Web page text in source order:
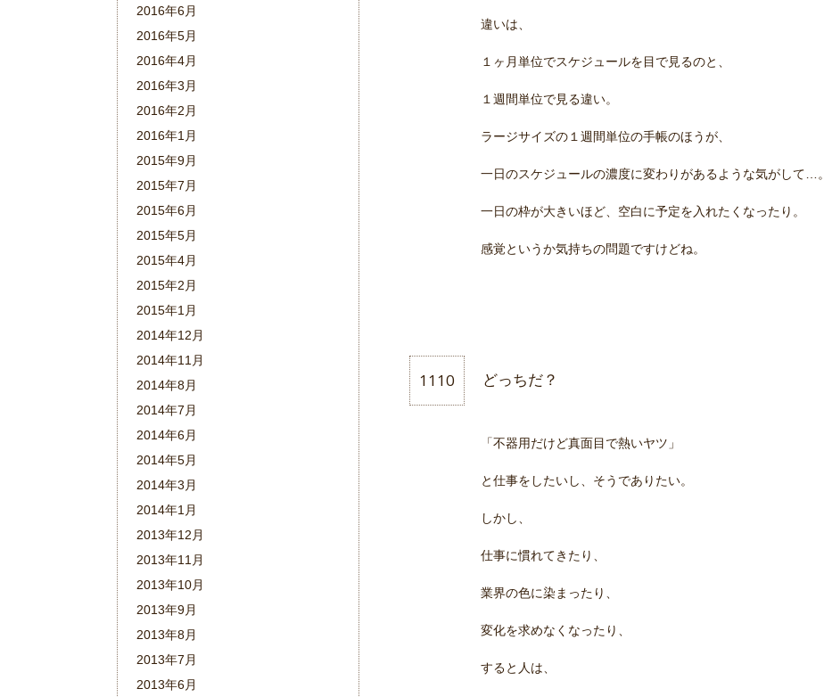
2016年6月
2016年5月
2016年4月
2016年3月
2016年2月
2016年1月
2015年9月
2015年7月
2015年6月
2015年5月
2015年4月
2015年2月
2015年1月
2014年12月
2014年11月
2014年8月
2014年7月
2014年6月
2014年5月
2014年3月
2014年1月
2013年12月
2013年11月
2013年10月
2013年9月
2013年8月
2013年7月
2013年6月
違いは、
１ヶ月単位でスケジュールを目で見るのと、
１週間単位で見る違い。
ラージサイズの１週間単位の手帳のほうが、
一日のスケジュールの濃度に変わりがあるような気がして…。
一日の枠が大きいほど、空白に予定を入れたくなったり。
感覚というか気持ちの問題ですけどね。
1110 どっちだ？
「不器用だけど真面目で熱いヤツ」
と仕事をしたいし、そうでありたい。
しかし、
仕事に慣れてきたり、
業界の色に染まったり、
変化を求めなくなったり、
すると人は、